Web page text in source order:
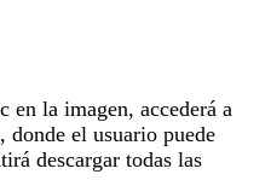
en la imagen, accederá a
donde el usuario puede
descargar todas las